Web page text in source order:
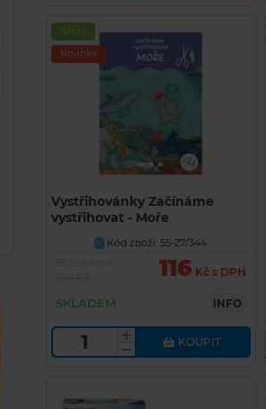
Akční
Novinka
Vystřihovánky Začínáme
vystřihovat - Moře
(jednoduchá vystřihovánka
BETEXA)
U
Kód zboží: 55-27/344
116 Kč s DPH
SKLADEM INFO
KOUPIT